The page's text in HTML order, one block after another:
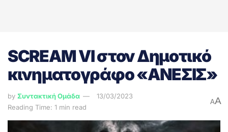
SCREAM VI στον Δημοτικό
κινηματογράφο «ΑΝΕΣΙΣ»
by Συντακτική Ομάδα
13/03/2023
Reading Time: 1 min read
AA